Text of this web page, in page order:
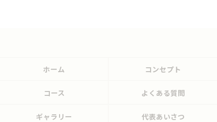
ホーム コンセプト
コース よくある質問
ギャラリー 代表あいさつ